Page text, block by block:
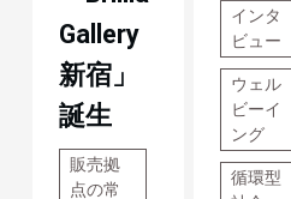
Gallery
新宿」
誕生
販売拠
点の常
インタ
ビュー
ウェル
ビーイ
ング
循環型